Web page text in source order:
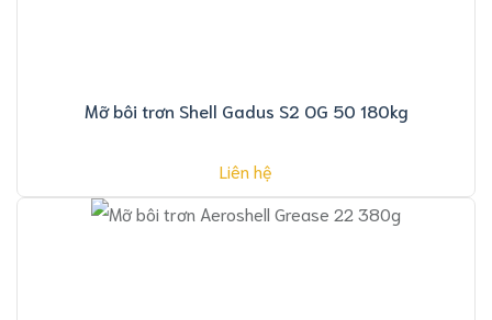
Mỡ bôi trơn Shell Gadus S2 OG 50 180kg
Liên hệ